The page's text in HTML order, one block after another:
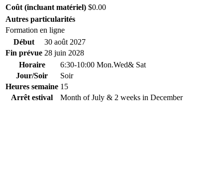
Coût (incluant matériel) $0.00
Autres particularités
Formation en ligne
Début
30 août 2027
Fin prévue 28 juin 2028
Horaire
6:30-10:00 Mon.Wed& Sat
Jour/Soir
Soir
Heures semaine 15
Arrêt estival
Month of July & 2 weeks in December